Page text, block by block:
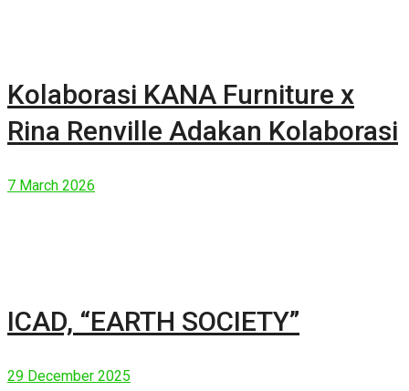
Kolaborasi KANA Furniture x
Rina Renville Adakan Kolaborasi
7 March 2026
ICAD, “EARTH SOCIETY”
29 December 2025